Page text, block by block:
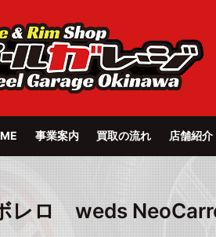
事業案内 買取の流れ 店舗紹介
レロ weds